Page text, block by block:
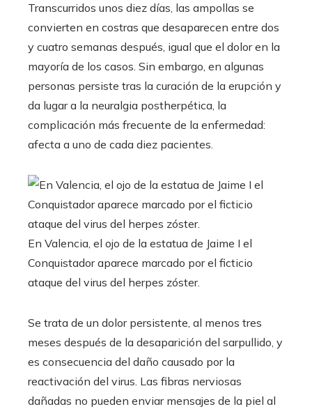
Transcurridos unos diez días, las ampollas se
convierten en costras que desaparecen entre dos
y cuatro semanas después, igual que el dolor en la
mayoría de los casos. Sin embargo, en algunas
personas persiste tras la curación de la erupción y
da lugar a la neuralgia postherpética, la
complicación más frecuente de la enfermedad:
afecta a uno de cada diez pacientes.
En Valencia, el ojo de la estatua de Jaime I el
Conquistador aparece marcado por el ficticio
ataque del virus del herpes zóster.
Se trata de un dolor persistente, al menos tres
meses después de la desaparición del sarpullido, y
es consecuencia del daño causado por la
reactivación del virus. Las fibras nerviosas
dañadas no pueden enviar mensajes de la piel al